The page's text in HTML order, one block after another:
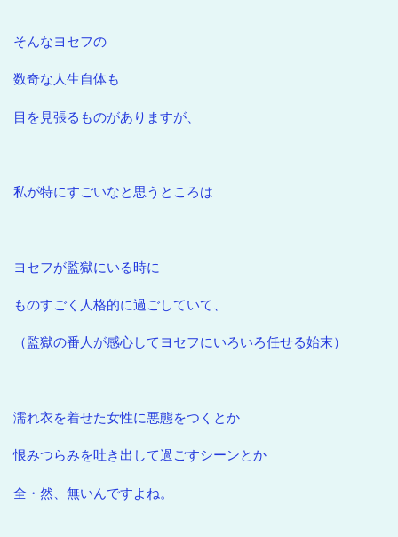
そんなヨセフの
数奇な人生自体も
目を見張るものがありますが、
私が特にすごいなと思うところは
ヨセフが監獄にいる時に
ものすごく人格的に過ごしていて、
（監獄の番人が感心してヨセフにいろいろ任せる始末）
濡れ衣を着せた女性に悪態をつくとか
恨みつらみを吐き出して過ごすシーンとか
全・然、無いんですよね。